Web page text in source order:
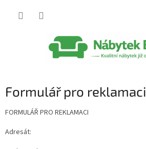
Formulář pro reklamaci
FORMULÁŘ PRO REKLAMACI
Adresát: